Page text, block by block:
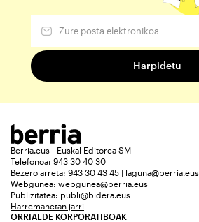
Berria.eus - Euskal Editorea SM
Telefonoa: 943 30 40 30
Bezero arreta: 943 30 43 45 | laguna@berria.eus
Webgunea: webgunea@berria.eus
Publizitatea: publi@bidera.eus
Harremanetan jarri
ORRIALDE KORPORATIBOAK